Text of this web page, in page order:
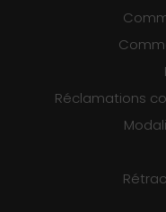
Réclamations